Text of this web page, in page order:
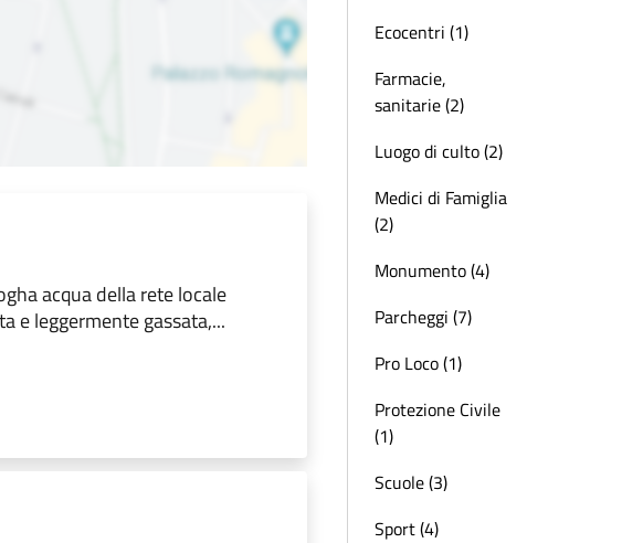
acqua della rete locale
e leggermente gassata,...
Ecocentri (1)
Farmacie,
sanitarie (2)
Luogo di culto (2)
Medici di Famiglia
(2)
Monumento (4)
Parcheggi (7)
Pro Loco (1)
Protezione Civile
(1)
Scuole (3)
Sport (4)